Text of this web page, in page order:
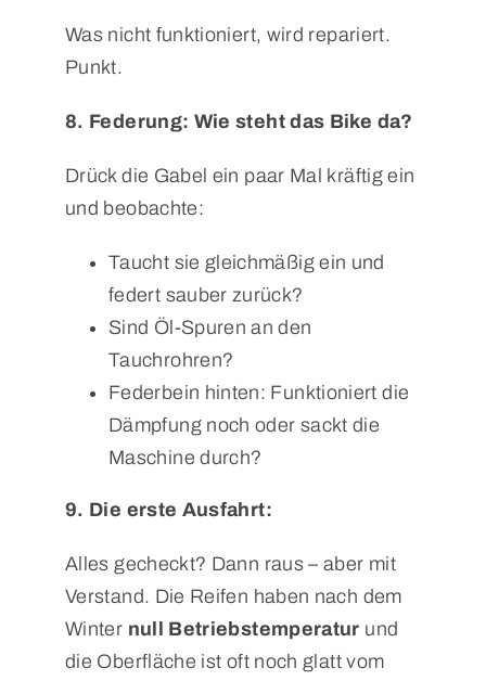
Was nicht funktioniert, wird repariert.
Punkt.
8. Federung: Wie steht das Bike da?
Drück die Gabel ein paar Mal kräftig ein
und beobachte:
Taucht sie gleichmäßig ein und
federt sauber zurück?
Sind Öl-Spuren an den
Tauchrohren?
Federbein hinten: Funktioniert die
Dämpfung noch oder sackt die
Maschine durch?
9. Die erste Ausfahrt:
Alles gecheckt? Dann raus – aber mit
Verstand. Die Reifen haben nach dem
Winter null Betriebstemperatur und
die Oberfläche ist oft noch glatt vom